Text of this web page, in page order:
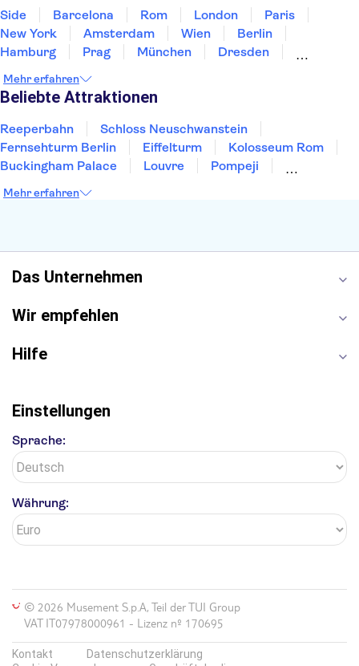
Side Barcelona Rom London
Paris
New York
Amsterdam Wien
Berlin
Hamburg
Prag München
Dresden
Heidelberg
Bremen
Mehr erfahren
Beliebte Attraktionen
Reeperbahn
Schloss Neuschwanstein
Fernsehturm Berlin
Eiffelturm
Kolosseum Rom
Buckingham Palace
Louvre
Pompeji
Moulin Rouge
Mehr erfahren
Das Unternehmen
Wir empfehlen
Hilfe
Einstellungen
Sprache:
Währung:
© 2026 Musement S.p.A, Teil der TUI Group
VAT IT07978000961 - Lizenz nº 170695
Kontakt
Datenschutzerklärung